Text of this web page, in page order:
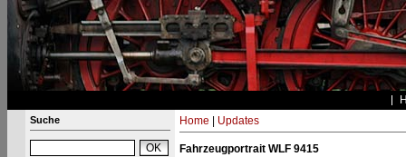
Suche Home Updates
Fahrzeugportrait WLF 9415